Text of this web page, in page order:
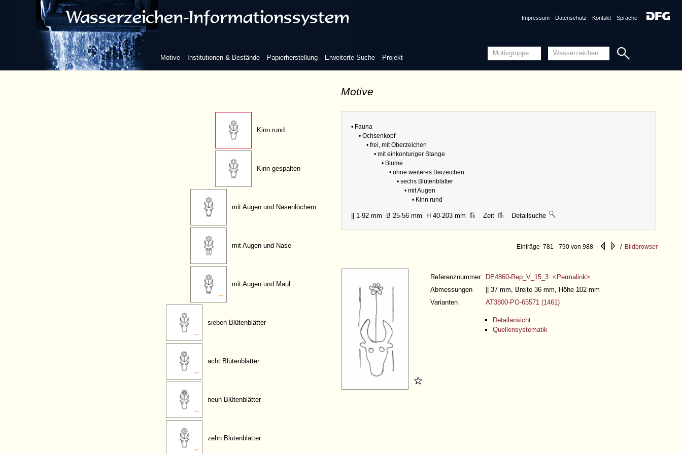
Motive Institutionen & Bestände Papierherstellung Erweiterte Suche Projekt
Impressum Datenschutz Kontakt Sprache
Motive
sechs Blütenblätter
ohne Gesichtsmerkmale
Kinn rund
Kinn gespalten
mit Augen und Nasenlöchern
mit Augen und Nase
mit Augen und Maul
sieben Blütenblätter
acht Blütenblätter
neun Blütenblätter
zehn Blütenblätter
• Fauna
• Ochsenkopf
• frei, mit Oberzeichen
• mit einkonturiger Stange
• Blume
• ohne weiteres Beizeichen
• sechs Blütenblätter
• mit Augen
• Kinn rund
|| 1-92 mm B 25-56 mm H 40-203 mm Zeit Detailsuche
Einträge 781 - 790 von 988 / Bildbrowser
DE4860-Rep_V_15_6
Detailansicht
Quellensystematik
Abmessungen
Zwillingsmarke
Varianten
Referenznummer
DE4860-Rep_V_15_3 <Permalink>
Abmessungen
|| 37 mm, Breite 36 mm, Höhe 102 mm
Varianten
AT3800-PO-65571 (1461)
Detailansicht
Quellensystematik